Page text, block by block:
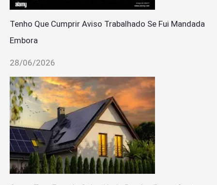
Tenho Que Cumprir Aviso Trabalhado Se Fui Mandada
Embora
28/06/2026